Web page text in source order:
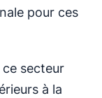
pour ces
ce secteur
à la